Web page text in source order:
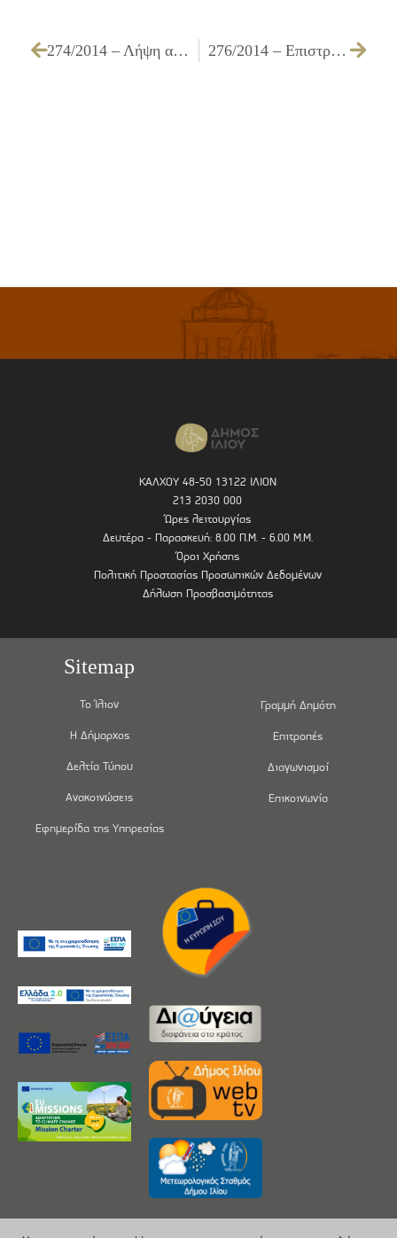
274/2014 – Λήψη απόφασης για την επιβολή τέλους χρήσης κοινοχρήστου χώρου κουβουκλίου περιπτέρων 276/2014 – Επιστροφή ποσού 94,23 € με συμψηφισμό στα δημοτικά τέλη, μέσω του λογαριασμού της ΔΕΗ με αρ.παροχής 1 17747344-01 1 (διαμερίσματος α΄ ορόφου επί της οδού Ιδομενέως 5 ιδιοκτησίας κ. ΜΥΛΩΝΑ ΔΗΜΗΤΡΙΟΥ ΤΟΥ ΕΛΕΥΘΕΡΙΟΥ), ως αχρεωστήτως εισπραχθέντος από το δήμο μας, κατόπιν της υπ’αριθμ. 46588/11-8-2014 σχετικής αίτησης
ΚΑΛΧΟΥ 48-50 13122 ΙΛΙΟΝ
213 2030 000
Ώρες λειτουργίας
Δευτέρα - Παρασκευή: 8.00 Π.Μ. - 6.00 Μ.Μ.
Όροι Χρήσης
Πολιτική Προστασίας Προσωπικών Δεδομένων
Δήλωση Προσβασιμότητας
Sitemap
Το Ίλιον
Η Δήμαρχος
Δελτία Τύπου
Ανακοινώσεις
Εφημερίδα της Υπηρεσίας
Γραμμή Δημότη
Επιτροπές
Διαγωνισμοί
Επικοινωνία